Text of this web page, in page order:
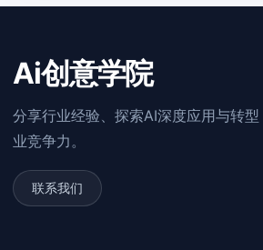
Ai创意学院
分享行业经验、探索AI深度应用与转
业竞争力。
联系我们